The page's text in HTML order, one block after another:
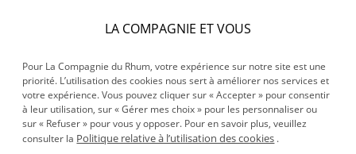
Environnement de vieillissement :Continental, Tropical
Volume :50CL
Degré :62.3°
DÉCOUVERTE
LA COMPAGNIE ET VOUS
Pour La Compagnie du Rhum, votre expérience sur notre site est une
priorité. L’utilisation des cookies nous sert à améliorer nos services et
votre expérience. Vous pouvez cliquer sur « Accepter » pour consentir
à leur utilisation, sur « Gérer mes choix » pour les personnaliser ou
sur « Refuser » pour vous y opposer. Pour en savoir plus, veuillez
consulter la Politique relative à l’utilisation des cookies .